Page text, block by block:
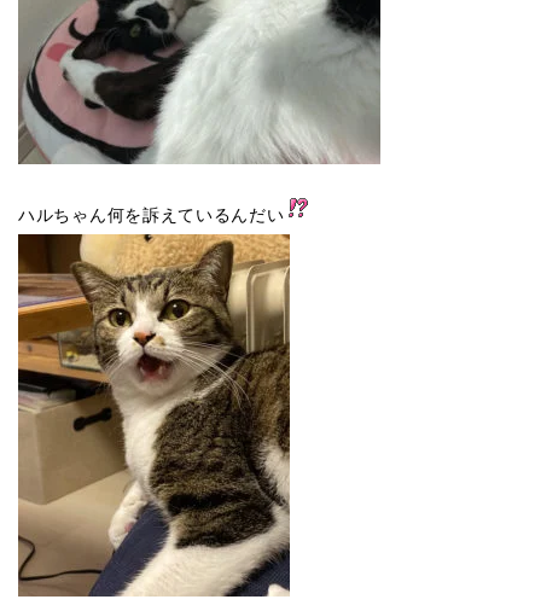
ハルちゃん何を訴えているんだい